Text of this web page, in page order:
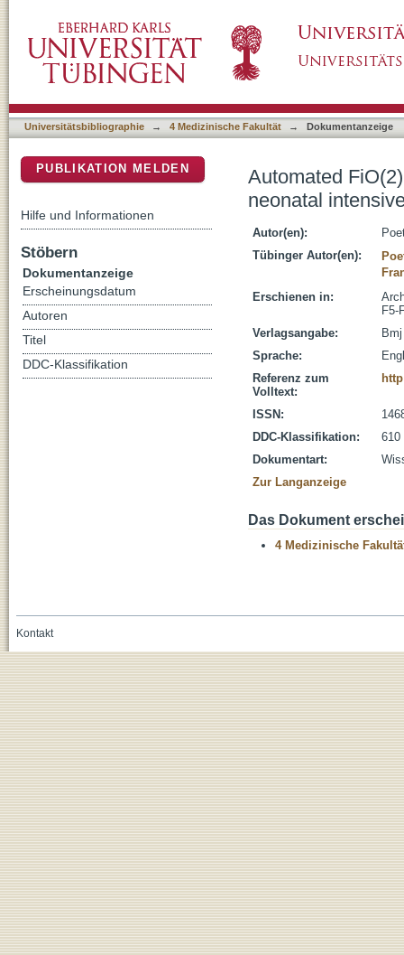
Universitätsbibliographie → 4 Medizinische Fakultät → Dokumentanzeige
Automated
neonatal
Autor(en):
Tübinger Autor(en):
Erschienen in:
F5-
Verlagsangabe:
Sprache:
Referenz zum
Volltext:
ISSN:
DDC-Klassifikation:
610
Dokumentart:
Zur Langanzeige
Das Dokument
4 Medizinische
PUBLIKATION MELDEN
Hilfe und Informationen
Stöbern
Dokumentanzeige
Erscheinungsdatum
Autoren
Titel
DDC-Klassifikation
Kontakt